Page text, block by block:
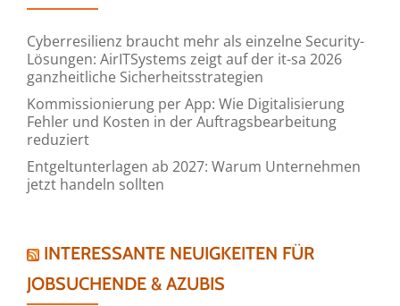
Cyberresilienz braucht mehr als einzelne Security-
Lösungen: AirITSystems zeigt auf der it-sa 2026
ganzheitliche Sicherheitsstrategien
Kommissionierung per App: Wie Digitalisierung
Fehler und Kosten in der Auftragsbearbeitung
reduziert
Entgeltunterlagen ab 2027: Warum Unternehmen
jetzt handeln sollten
INTERESSANTE NEUIGKEITEN FÜR
JOBSUCHENDE & AZUBIS